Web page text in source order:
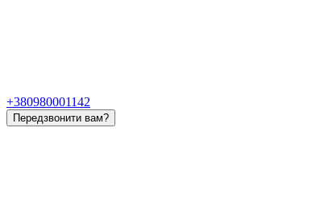
+380980001142
Передзвонити вам?